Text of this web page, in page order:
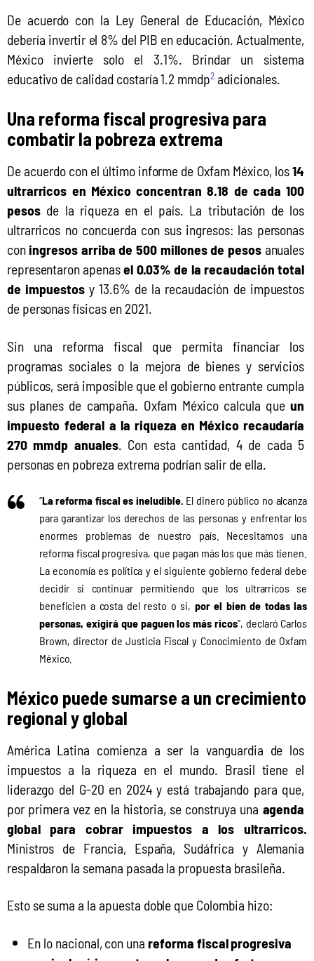
De acuerdo con la Ley General de Educación, México
debería invertir el 8% del PIB en educación. Actualmente,
México invierte solo el 3.1%. Brindar un sistema
educativo de calidad costaría 1.2 mmdp2 adicionales.
Una reforma fiscal progresiva para
combatir la pobreza extrema
De acuerdo con el último informe de Oxfam México, los 14
ultrarricos en México concentran 8.18 de cada 100
pesos de la riqueza en el país. La tributación de los
ultrarricos no concuerda con sus ingresos: las personas
con ingresos arriba de 500 millones de pesos anuales
representaron apenas el 0.03% de la recaudación total
de impuestos y 13.6% de la recaudación de impuestos
de personas físicas en 2021.
Sin una reforma fiscal que permita financiar los
programas sociales o la mejora de bienes y servicios
públicos, será imposible que el gobierno entrante cumpla
sus planes de campaña. Oxfam México calcula que un
impuesto federal a la riqueza en México recaudaría
270 mmdp anuales. Con esta cantidad, 4 de cada 5
personas en pobreza extrema podrían salir de ella.
“La reforma fiscal es ineludible. El dinero público no alcanza
para garantizar los derechos de las personas y enfrentar los
enormes problemas de nuestro país. Necesitamos una
reforma fiscal progresiva, que pagan más los que más tienen.
La economía es política y el siguiente gobierno federal debe
decidir si continuar permitiendo que los ultrarricos se
beneficien a costa del resto o si, por el bien de todas las
personas, exigirá que paguen los más ricos”, declaró Carlos
Brown, director de Justicia Fiscal y Conocimiento de Oxfam
México.
México puede sumarse a un crecimiento
regional y global
América Latina comienza a ser la vanguardia de los
impuestos a la riqueza en el mundo. Brasil tiene el
liderazgo del G-20 en 2024 y está trabajando para que,
por primera vez en la historia, se construya una agenda
global para cobrar impuestos a los ultrarricos.
Ministros de Francia, España, Sudáfrica y Alemania
respaldaron la semana pasada la propuesta brasileña.
Esto se suma a la apuesta doble que Colombia hizo:
En lo nacional, con unareforma fiscal progresiva